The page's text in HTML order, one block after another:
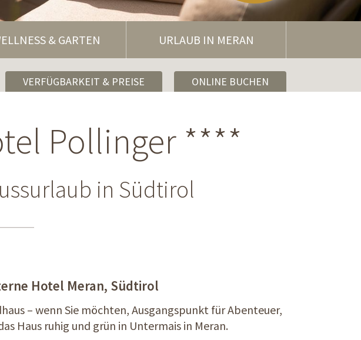
& GARTEN URLAUB IN MERAN
ONLINE BUCHEN
VERFÜGBARKEIT & PREISE
Pollinger ****
in Südtirol
Hotel Meran, Südtirol
– wenn Sie möchten, Ausgangspunkt für Abenteuer,
Haus ruhig und grün in Untermais in Meran.